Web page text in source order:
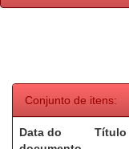
Conjunto de itens:
Data do
Título